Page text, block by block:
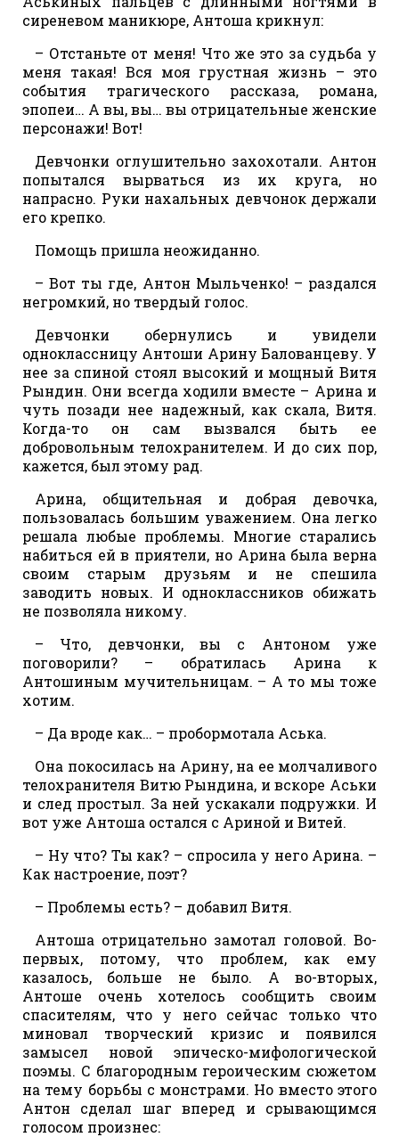
сиреневом маникюре, Антоша крикнул:
– Отстаньте от меня! Что же это за судьба у
меня такая! Вся моя грустная жизнь – это
события трагического рассказа, романа,
эпопеи… А вы, вы… вы отрицательные женские
персонажи! Вот!
Девчонки оглушительно захохотали. Антон
попытался вырваться из их круга, но
напрасно. Руки нахальных девчонок держали
его крепко.
Помощь пришла неожиданно.
– Вот ты где, Антон Мыльченко! – раздался
негромкий, но твердый голос.
Девчонки обернулись и увидели
одноклассницу Антоши Арину Балованцеву. У
нее за спиной стоял высокий и мощный Витя
Рындин. Они всегда ходили вместе – Арина и
чуть позади нее надежный, как скала, Витя.
Когда-то он сам вызвался быть ее
добровольным телохранителем. И до сих пор,
кажется, был этому рад.
Арина, общительная и добрая девочка,
пользовалась большим уважением. Она легко
решала любые проблемы. Многие старались
набиться ей в приятели, но Арина была верна
своим старым друзьям и не спешила
заводить новых. И одноклассников обижать
не позволяла никому.
– Что, девчонки, вы с Антоном уже
поговорили? – обратилась Арина к
Антошиным мучительницам. – А то мы тоже
хотим.
– Да вроде как… – пробормотала Аська.
Она покосилась на Арину, на ее молчаливого
телохранителя Витю Рындина, и вскоре Аськи
и след простыл. За ней ускакали подружки. И
вот уже Антоша остался с Ариной и Витей.
– Ну что? Ты как? – спросила у него Арина. –
Как настроение, поэт?
– Проблемы есть? – добавил Витя.
Антоша отрицательно замотал головой. Во-
первых, потому, что проблем, как ему
казалось, больше не было. А во-вторых,
Антоше очень хотелось сообщить своим
спасителям, что у него сейчас только что
миновал творческий кризис и появился
замысел новой эпическо-мифологической
поэмы. С благородным героическим сюжетом
на тему борьбы с монстрами. Но вместо этого
Антон сделал шаг вперед и срывающимся
голосом произнес: